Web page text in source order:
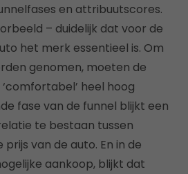
en attribuutscores.
– duidelijk dat voor de
het merk essentieel is. Om
genomen, moeten de
heel hoog
fase van de funnel blijkt een
te bestaan tussen
van de auto. En in de
aankoop, blijkt dat